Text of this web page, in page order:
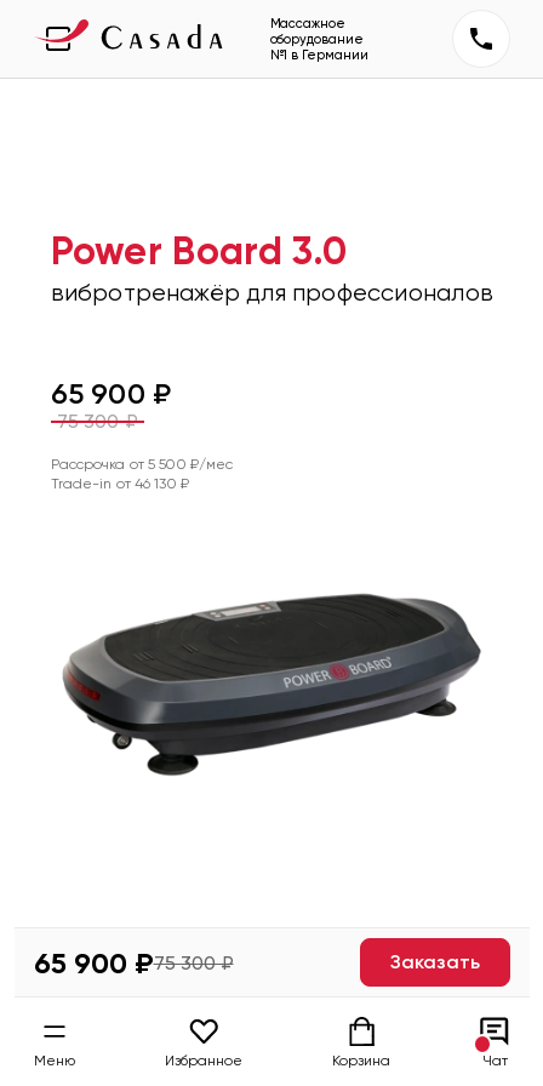
Массажное
оборудование
№1 в Германии
Power Board 3.0
вибротренажёр для профессионалов
65 900 ₽
75 300₽
Рассрочка от5 500 ₽/мес
Trade-in от 46 130 ₽
65 900 ₽75 300 ₽ Заказать
Меню Избранное Корзина Чат